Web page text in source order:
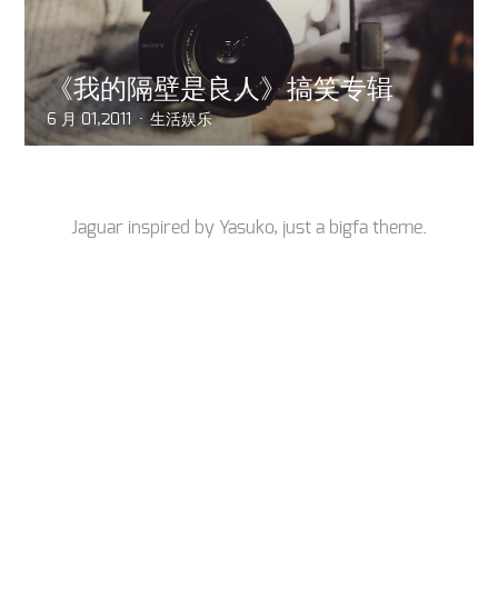
《我的隔壁是良人》搞笑专辑
6 月 01,2011 生活娱乐
Jaguar inspired by Yasuko, just a bigfa theme.